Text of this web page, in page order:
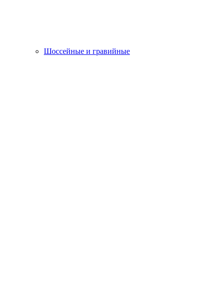
Шоссейные и гравийные